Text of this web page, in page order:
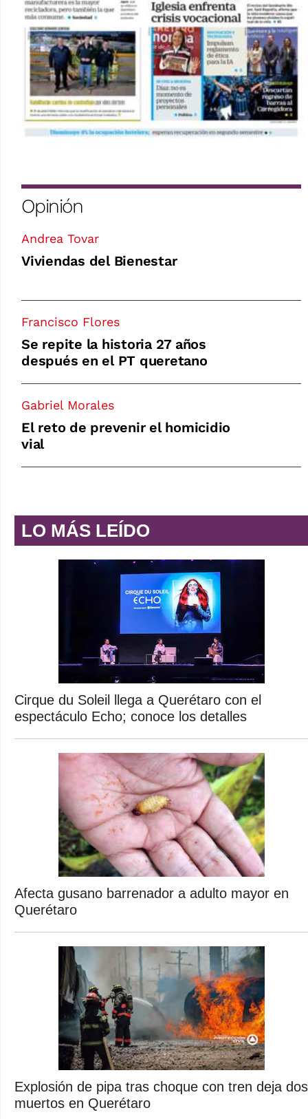
Opinión
Andrea Tovar
Viviendas del Bienestar
Francisco Flores
Se repite la historia 27 años
después en el PT queretano
Gabriel Morales
El reto de prevenir el homicidio
vial
LO MÁS LEÍDO
Cirque du Soleil llega a Querétaro con el
espectáculo Echo; conoce los detalles
Afecta gusano barrenador a adulto mayor en
Querétaro
Explosión de pipa tras choque con tren deja dos
muertos en Querétaro